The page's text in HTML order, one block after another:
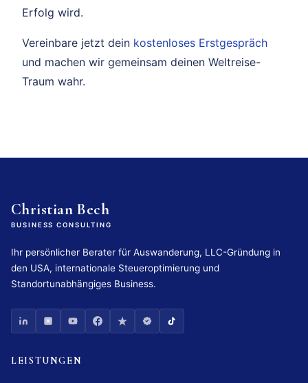
Erfolg wird.
Vereinbare jetzt dein kostenloses Erstgespräch
und machen wir gemeinsam deinen Weltreise-
Traum wahr.
Christian Bech
BUSINESS CONSULTING
Ihr persönlicher Berater für Auswanderung, LLC-Gründung in
den USA, internationale Steueroptimierung und
Standortunabhängiges Business.
LEISTUNGEN